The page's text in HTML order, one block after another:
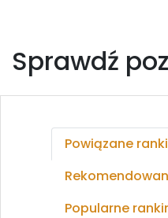
Sprawdź
Powiązane
Popularne